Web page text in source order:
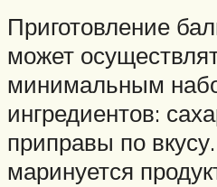
Приготовление
может
минимальным
ингредиентов:
приправы по
маринуется